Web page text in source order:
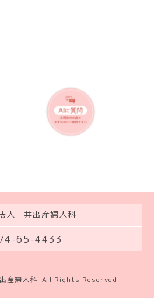
人 井出産婦人科
65-4433
産婦人科. All Rights Reserved.